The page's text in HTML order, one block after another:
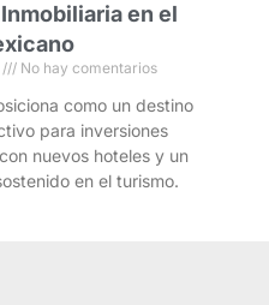
en el
No hay comentarios
como un destino
para inversiones
nuevos hoteles y un
en el turismo.